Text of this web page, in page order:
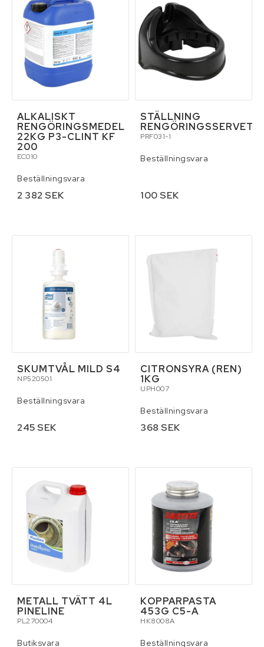
ALKALISKT
RENGÖRINGSMEDEL
22KG P3-CLINT KF
200
EC010
Beställningsvara
2 382 SEK
STÄLLNING
PRF031-1
Beställningsvara
100 SEK
SKUMTVÅL MILD S4
NP520501
Beställningsvara
245 SEK
CITRONSYRA (REN)
1KG
UPH007
Beställningsvara
368 SEK
METALL TVÄTT 4L
PINELINE
PL270004
Butiksvara
KOPPARPASTA
453G C5-A
HK8008A
Beställningsvara